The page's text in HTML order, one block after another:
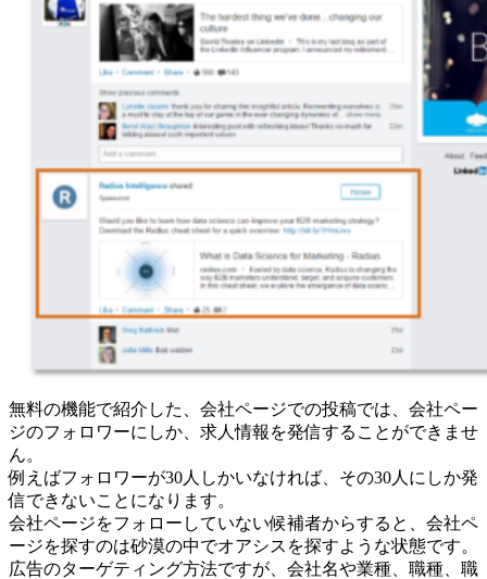
無料の機能で紹介した、会社ページでの投稿では、会社ペー
ジのフォロワーにしか、求人情報を発信することができませ
ん。
例えばフォロワーが30人しかいなければ、その30人にしか発
信できないことになります。
会社ページをフォローしていない候補者からすると、会社ペ
ージを探すのは砂漠の中でオアシスを探すような状態です。
広告のターゲティング方法ですが、会社名や業種、職種、職